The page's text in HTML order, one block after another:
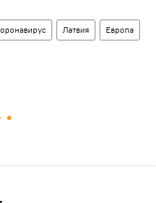
Латвия Европа